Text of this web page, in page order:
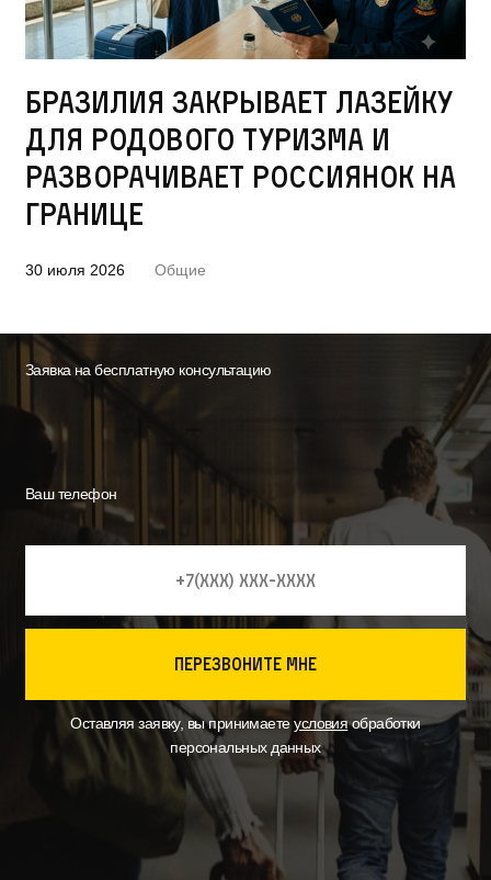
Бразилия закрывает лазейку
для родового туризма и
разворачивает россиянок на
границе
30 июля 2026 Общие
Заявка на бесплатную консультацию
Ваш телефон
перезвоните мне
Оставляя заявку, вы принимаетеусловияобработки
персональных данных